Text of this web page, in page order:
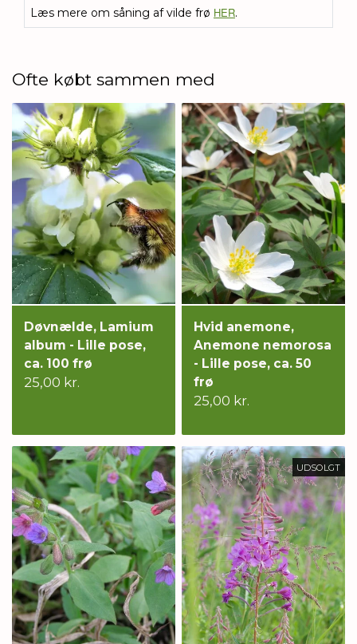
Læs mere om såning af vilde frø HER.
Ofte købt sammen med
Døvnælde, Lamium
album - Lille pose,
ca. 100 frø
25,00 kr.
Hvid anemone,
Anemone nemorosa
- Lille pose, ca. 50
frø
25,00 kr.
UDSOLGT